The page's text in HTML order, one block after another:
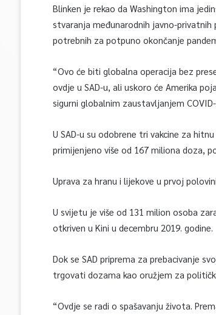
Blinken je rekao da Washington ima
stvaranja međunarodnih javno-
potrebnih za potpuno okončanje
“Ovo će biti globalna operacija bez
ovdje u SAD-u, ali uskoro će Amerika
sigurni globalnim zaustavljanjem
U SAD-u su odobrene tri vakcine za
primijenjeno više od 167 miliona doza,
Uprava za hranu i lijekove u prvoj
U svijetu je više od 131 milion osoba
otkriven u Kini u decembru 2019. godine.
Dok se SAD priprema za prebacivanje
trgovati dozama kao oružjem za
“Ovdje se radi o spašavanju života.